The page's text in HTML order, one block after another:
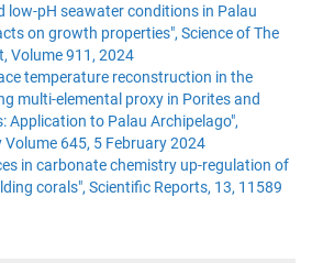
low-pH seawater conditions in Palau
on growth properties", Science of The
Volume 911, 2024
temperature reconstruction in the
multi-elemental proxy in Porites and
Application to Palau Archipelago",
Volume 645, 5 February 2024
in carbonate chemistry up-regulation of
corals", Scientific Reports, 13, 11589